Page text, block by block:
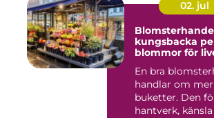
02. jul
kungsbacka personliga
blommor för
En bra
handlar om
buketter. Den
hantverk,